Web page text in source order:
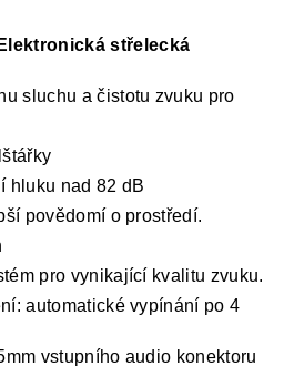
střelecká
sluchu a čistotu zvuku pro
hluku nad 82 dB
povědomí o prostředí.
pro vynikající kvalitu zvuku.
automatické vypínání po 4
vstupního audio konektoru